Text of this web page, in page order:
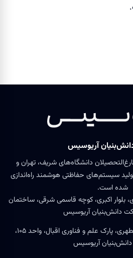
آریوسیس
دانشگاه‌های شریف، تهران و
تولید سیستم‌های حفاظتی هوشمند راه‌اندازی
شده است.
بلوار اکبری، کوچه قاسمی شرقی، ساختمان
دانش‌بنیان آریوسیس
یزد، خیابان مطهری، پارک علم و فناوری اقبال، واحد ۱۰۵،
آریوسیس